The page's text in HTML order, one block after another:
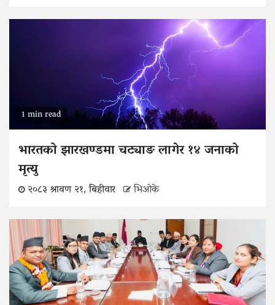
1 min read
भारतको झारखण्डमा चट्याङ लागेर १४ जनाको
मृत्यु
२०८३ श्रावण २१, बिहीवार भिओके